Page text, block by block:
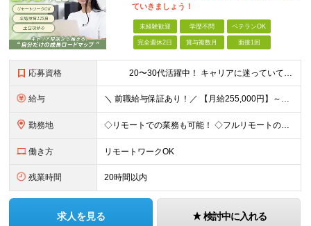
ていきましょう！
未経験歓迎 学歴不問 ベテランOK
完全週休2日 賞与複数月 面接1回
応募資格 20〜30代活躍中！ キャリアに迷っていても大丈夫。 ＼まずは相談から始めませんか？／ 【学歴不問／職種未経験歓迎／職務経歴一切不問！】 《 こんな方にオススメです！ 》 ◇パソコンやIT
給与 ＼ 前職給与保証あり！／ 【月給255,000円】～＋各種手当 ※試用期間3ヶ月も待遇に変わりなし ※経験・スキルを考慮の上、決定します ※みなし残業37時間分（57,200円～）含む★超過分全額支給
勤務地 ◇リモートでの業務も可能！ ◇フルリモートの実績もあり！ ◇勤務地やお住いの地域や希望を考慮 ◇転居を伴う転勤なし 入社後1～2年は自社で開発業務に慣れるところからスタート◎ ゆくゆくは、東京23
働き方 リモートワークOK
残業時間 20時間以内
求人を見る 検討中に入れる